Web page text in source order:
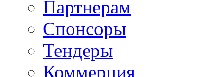
Партнерам
Спонсоры
Тендеры
Коммерция